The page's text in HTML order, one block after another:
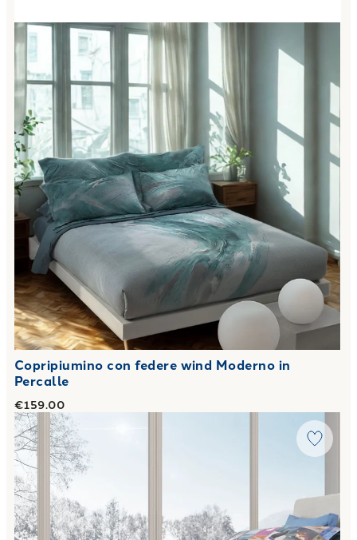
Copripiumino con federe wind Moderno in
Percalle
€159.00
Link to "Copripiumino con federe fuori dal gregge